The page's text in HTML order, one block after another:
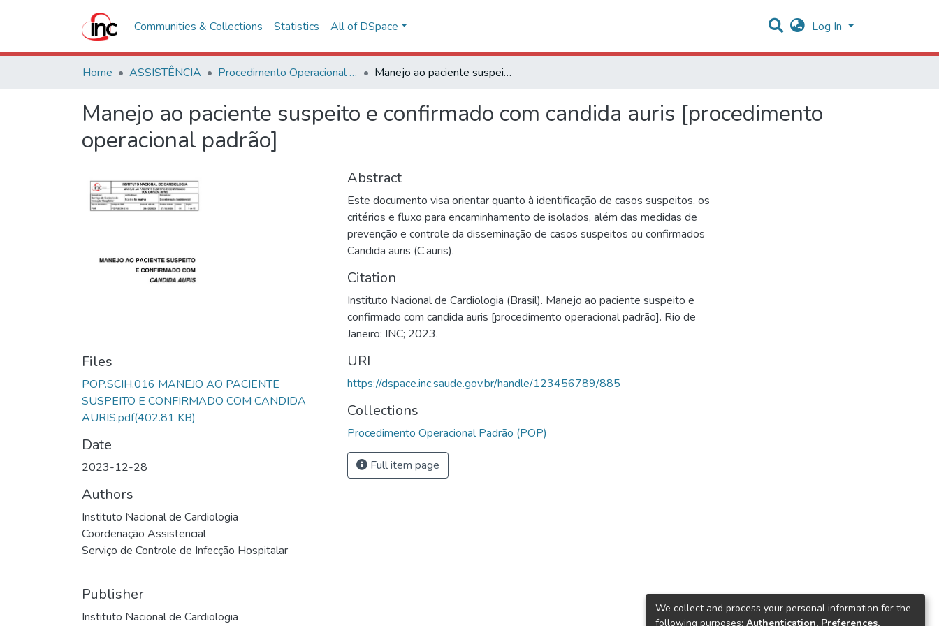
Communities & Collections Statistics All of DSpace Log In
Home ASSISTÊNCIA Procedimento Operacional Padrão (POP) Manejo ao paciente suspeito e confirmado com candida auris [procedimento operacional padrão]
Manejo ao paciente suspeito e confirmado com candida auris [procedimento
operacional padrão]
Files
POP.SCIH.016 MANEJO AO PACIENTE
SUSPEITO E CONFIRMADO COM CANDIDA
AURIS.pdf(402.81 KB)
Date
2023-12-28
Authors
Instituto Nacional de Cardiologia
Coordenação Assistencial
Serviço de Controle de Infecção Hospitalar
Publisher
Instituto Nacional de Cardiologia
Abstract
Este documento visa orientar quanto à identificação de casos suspeitos, os
critérios e fluxo para encaminhamento de isolados, além das medidas de
prevenção e controle da disseminação de casos suspeitos ou confirmados
Candida auris (C.auris).
Citation
Instituto Nacional de Cardiologia (Brasil). Manejo ao paciente suspeito e
confirmado com candida auris [procedimento operacional padrão]. Rio de
Janeiro: INC; 2023.
URI
https://dspace.inc.saude.gov.br/handle/123456789/885
Collections
Procedimento Operacional Padrão (POP)
Full item page
We collect and process your personal information for the
following purposes: Authentication, Preferences,